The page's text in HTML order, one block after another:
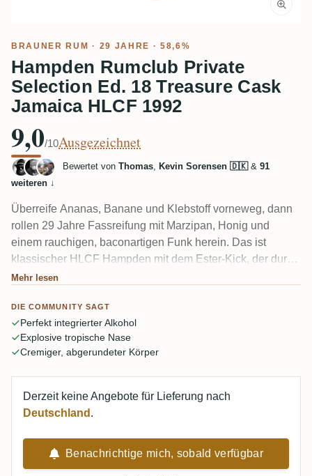
BRAUNER RUM · 29 JAHRE · 58,6%
Hampden Rumclub Private
Selection Ed. 18 Treasure Cask
Jamaica HLCF 1992
9,0/10Ausgezeichnet
Bewertet von Thomas, Kevin Sorensen 🇩🇰& 91
weiteren ↓
Überreife Ananas, Banane und Klebstoff vorneweg, dann
rollen 29 Jahre Fassreifung mit Marzipan, Honig und
einem rauchigen, baconartigen Funk herein. Das ist
klassischer HLCF Hampden mit dem Ester-Kick, der durch
die lange tropische Reifung gemildert und abgerundet
sie kaum bemerken. Einige finden, dass das Fass am
Gaumen dominiert, aber allein die Nase bringt die Leute
immer wieder zurück.
Mehr lesen
DIE COMMUNITY SAGT
Perfekt integrierter Alkohol
Explosive tropische Nase
Cremiger, abgerundeter Körper
Derzeit keine Angebote für Lieferung nach
Deutschland .
Benachrichtige mich, sobald verfügbar